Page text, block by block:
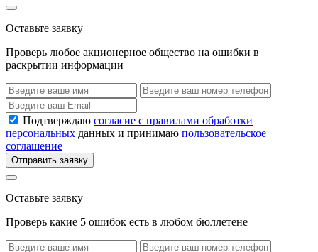
Оставьте заявку
Проверь любое акционерное общество на ошибки в
раскрытии информации
Подтверждаю согласие с правилами обработки
персональных данных и принимаю пользовательское
соглашение
Отправить заявку
Оставьте заявку
Проверь какие 5 ошибок есть в любом бюллетене